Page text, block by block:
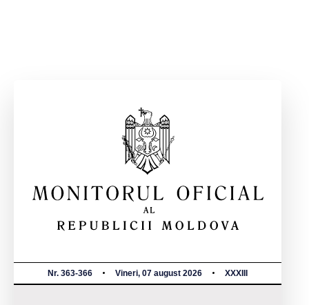
Nr. 363-366 Vineri, 07 august 2026 XXXIII